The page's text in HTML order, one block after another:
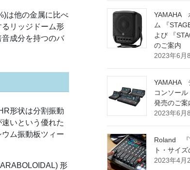
は他の金属に比べ
リッジドーム形
成分を持つのバ
形状は分割振動
いという優れた
ム振動板ツィー
形
YAMAHA
ム 『
よび 『
のご案内
2023年6月
YAMAHA
コンソール
発売のご案
2023年6月
Roland 『
ト・サイ
2023年4月